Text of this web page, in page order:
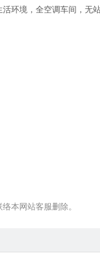
环境，全空调车间，无
本网站客服删除。